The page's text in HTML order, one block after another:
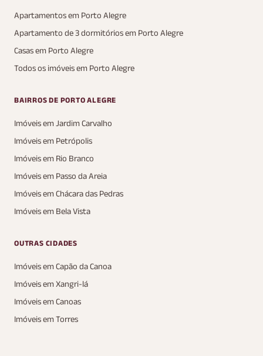
Apartamentos em Porto Alegre
Apartamento de 3 dormitórios em Porto Alegre
Casas em Porto Alegre
Todos os imóveis em Porto Alegre
BAIRROS DE PORTO ALEGRE
Imóveis em Jardim Carvalho
Imóveis em Petrópolis
Imóveis em Rio Branco
Imóveis em Passo da Areia
Imóveis em Chácara das Pedras
Imóveis em Bela Vista
OUTRAS CIDADES
Imóveis em Capão da Canoa
Imóveis em Xangri-lá
Imóveis em Canoas
Imóveis em Torres